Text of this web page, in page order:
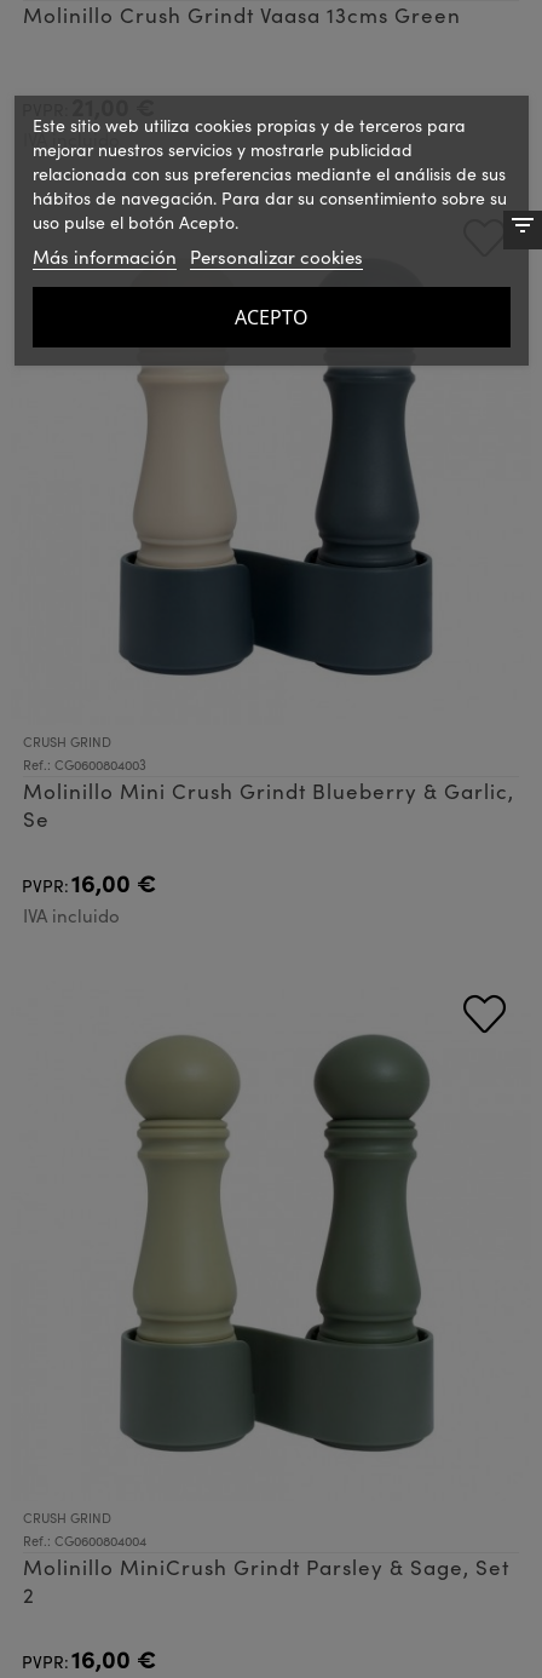
Molinillo Crush Grindt Vaasa 13cms Green
21,00 €
IVA incluido
CRUSH GRIND
Ref.: CG0600804003
Molinillo Mini Crush Grindt Blueberry & Garlic,
Se
PVPR:16,00 €
IVA incluido
CRUSH GRIND
Ref.: CG0600804004
Molinillo MiniCrush Grindt Parsley & Sage, Set
2
PVPR:16,00 €
Este sitio web utiliza cookies propias y de terceros para
mejorar nuestros servicios y mostrarle publicidad
relacionada con sus preferencias mediante el análisis de sus
hábitos de navegación. Para dar su consentimiento sobre su
uso pulse el botón Acepto.
Más información Personalizar cookies
ACEPTO